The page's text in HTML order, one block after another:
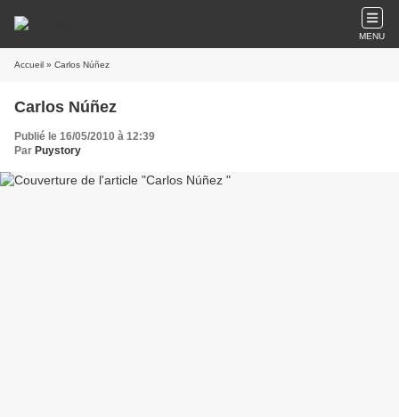
MENU
Accueil » Carlos Núñez
Carlos Núñez
Publié le 16/05/2010 à 12:39
Par Puystory